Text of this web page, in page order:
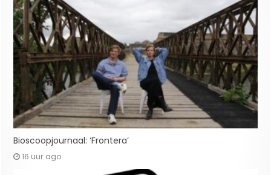
Bioscoopjournaal: ‘Frontera’
16 uur ago